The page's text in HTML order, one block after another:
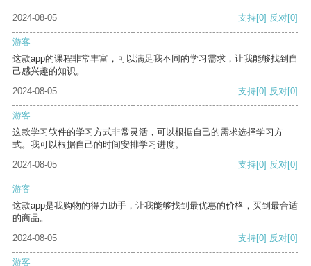
2024-08-05 支持[0] 反对[0]
游客
这款app的课程非常丰富，可以满足我不同的学习需求，让我能够找到自
己感兴趣的知识。
2024-08-05
支持[0] 反对[0]
游客
这款学习软件的学习方式非常灵活，可以根据自己的需求选择学习方
式。我可以根据自己的时间安排学习进度。
2024-08-05
支持[0] 反对[0]
游客
这款app是我购物的得力助手，让我能够找到最优惠的价格，买到最合适
的商品。
2024-08-05
支持[0] 反对[0]
游客